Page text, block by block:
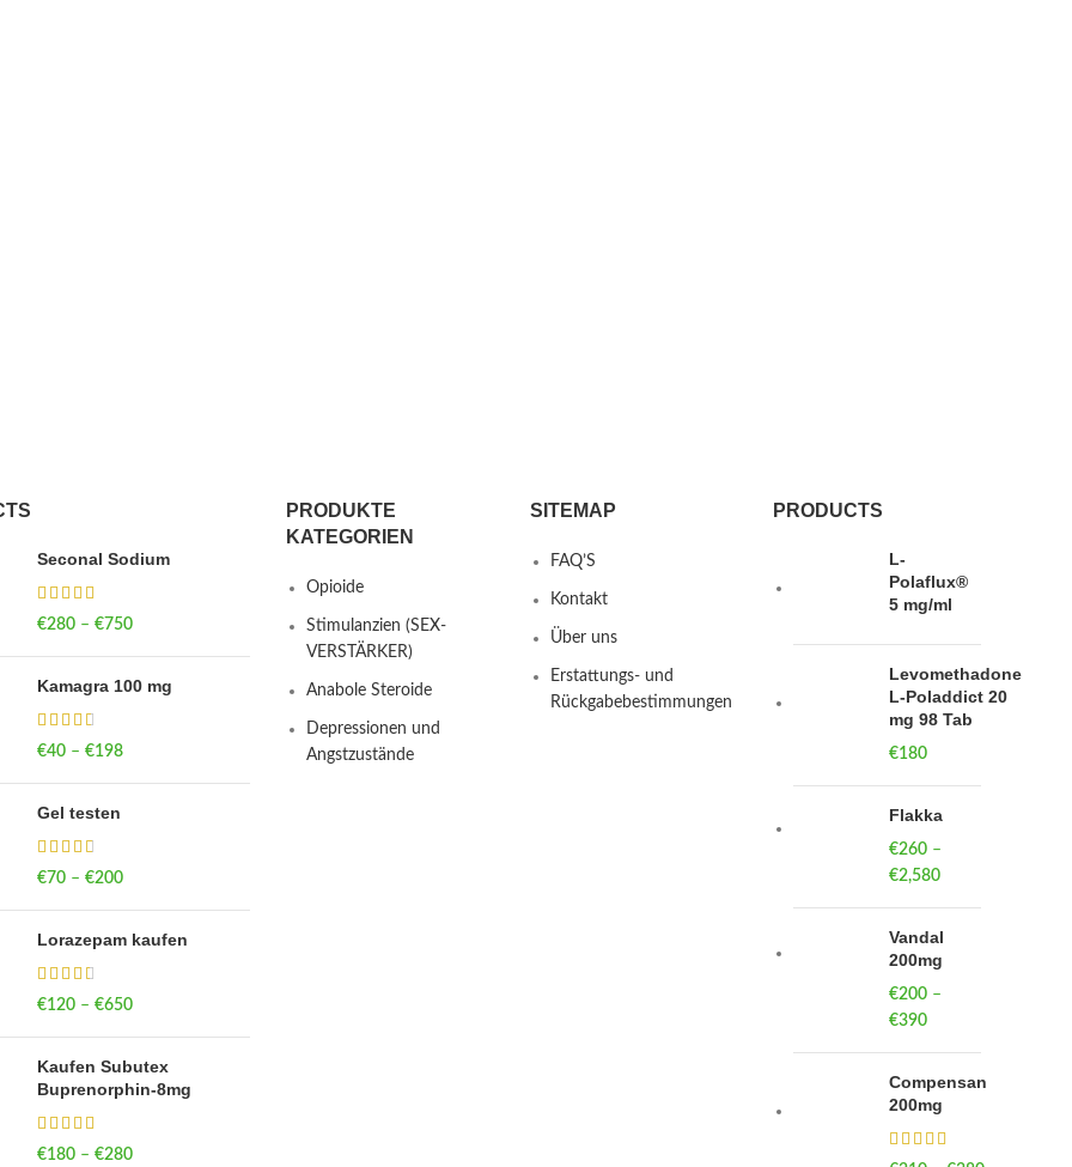
Seconal Sodium
€280 – €750Price range: €280
Kamagra 100 mg
€40 – €198Price range: €40
Gel testen
€70 – €200Price range: €70
Lorazepam kaufen
€120 – €650Price range: €120
Kaufen Subutex
Buprenorphin-8mg
€180 – €280Price range: €180
PRODUKTE
KATEGORIEN
Opioide
Stimulanzien (SEX-
VERSTÄRKER)
Anabole Steroide
Depressionen und
Angstzustände
SITEMAP
FAQ’S
Kontakt
Über uns
Erstattungs- und
Rückgabebestimmungen
PRODUCTS
L-
Polaflux®
5 mg/ml
Levomethadone
L-Poladdict 20
mg 98 Tab
€180
Flakka
€260 –
€2,580
€260
through
Vandal
200mg
€200 –
€390
through
Compensan
200mg